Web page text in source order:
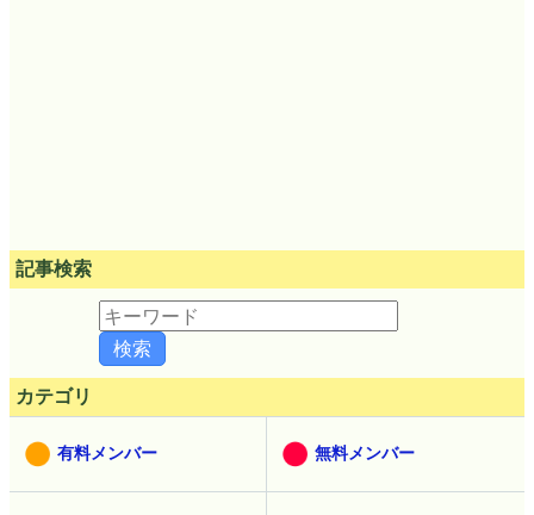
記事検索
カテゴリ
有料メンバー 無料メンバー